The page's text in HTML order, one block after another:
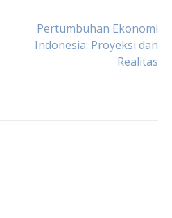
Pertumbuhan Ekonomi
Indonesia: Proyeksi dan
Realitas